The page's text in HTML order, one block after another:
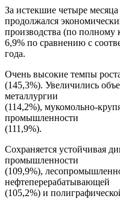
За истекшие четыре
продолжался
производства (по полному
6,9% по сравнению с
года.
Очень высокие темпы
(145,3%). Увеличились
металлургии
(114,2%), мукомольно-
промышленности
(111,9%).
Сохраняется устойчивая
промышленности
(109,9%),
нефтеперерабатывающей
(105,2%) и